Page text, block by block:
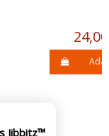
Jibbitz™